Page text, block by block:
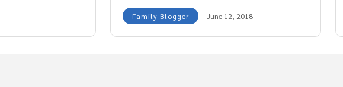
Family Blogger June 12, 2018